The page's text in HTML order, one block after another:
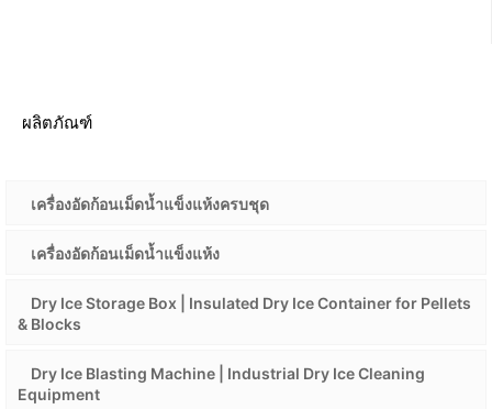
ผลิตภัณฑ์
เครื่องอัดก้อนเม็ดน้ำแข็งแห้งครบชุด
เครื่องอัดก้อนเม็ดน้ำแข็งแห้ง
Dry Ice Storage Box | Insulated Dry Ice Container for Pellets
& Blocks
Dry Ice Blasting Machine | Industrial Dry Ice Cleaning
Equipment